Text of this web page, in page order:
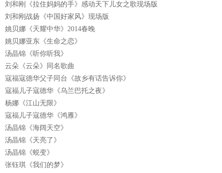
刘和刚《拉住妈妈的手》感动天下儿女之歌现场版
刘和刚战扬《中国好家风》现场版
姚贝娜《天耀中华》2014春晚
姚贝娜亚东《生命之恋》
汤晶锦《听你听我》
云朵《云朵》同名歌曲
寇福寇德华父子同台《故乡有话告诉你》
寇福儿子寇德华《乌兰巴托之夜》
杨娜《江山无限》
寇福儿子寇德华《鸿雁》
汤晶锦《海阔天空》
汤晶锦《天亮了》
汤晶锦《蜕变》
张钰琪《我们的梦》